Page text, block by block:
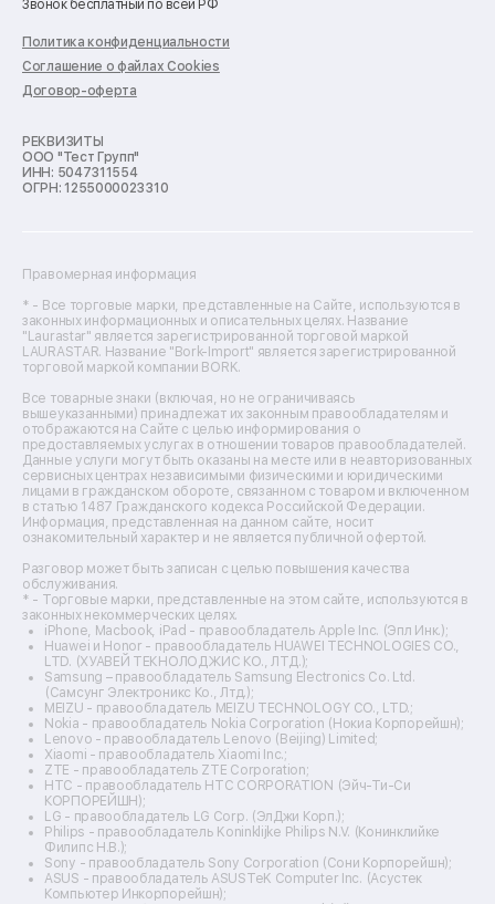
Ремонт пылесосов
Ремонт варочных панелей
Ремонт духовых шкафов
Ремонт кондиционеров
Ремонт кухонных комбайнов
Ремонт морозильных камер
Ремонт отпаривателей
Ремонт плоттеров
Ремонт фенов
Ремонт цифровых биноклей
Ремонт тепловизоров
Ремонт массажных кресел
Ремонт водонагревателей
Ремонт вытяжек
Ремонт источников бесперебойного питания
Ремонт пароварок
Ремонт микшерных пультов
Ремонт dj-пультов
Ремонт кухонных плит
Ремонт стедикамов
Ремонт оптических прицелов
Ремонт электровелосипедов
Ремонт видеокамер
Ремонт эхолотов
Ремонт 3d-принтеров
Ремонт прицелов ночного видения
Ремонт винных шкафов
Ремонт выпрямителей
Ремонт сушилок для рук
Ремонт дальномеров
Ремонт снегоуборщиков
Звонок бесплатный по всей РФ
Политика конфиденциальности
Соглашение о файлах Cookies
Договор-оферта
РЕКВИЗИТЫ
ООО "Тест Групп"
ИНН: 5047311554
ОГРН: 1255000023310
Правомерная информация
* - Все торговые марки, представленные на Сайте, используются в
законных информационных и описательных целях. Название
"Laurastar" является зарегистрированной торговой маркой
LAURASTAR. Название "Bork-Import" является зарегистрированной
торговой маркой компании BORK.
Все товарные знаки (включая, но не ограничиваясь
вышеуказанными) принадлежат их законным правообладателям и
отображаются на Сайте с целью информирования о
предоставляемых услугах в отношении товаров правообладателей.
Данные услуги могут быть оказаны на месте или в неавторизованных
сервисных центрах независимыми физическими и юридическими
лицами в гражданском обороте, связанном с товаром и включенном
в статью 1487 Гражданского кодекса Российской Федерации.
Информация, представленная на данном сайте, носит
ознакомительный характер и не является публичной офертой.
Разговор может быть записан с целью повышения качества
обслуживания.
* - Торговые марки, представленные на этом сайте, используются в
законных некоммерческих целях.
iPhone, Macbook, iPad - правообладатель Apple Inc. (Эпл Инк.);
Huawei и Honor - правообладатель HUAWEI TECHNOLOGIES CO.,
LTD. (ХУАВЕЙ ТЕКНОЛОДЖИС КО., ЛТД.);
Samsung – правообладатель Samsung Electronics Co. Ltd.
(Самсунг Электроникс Ко., Лтд.);
MEIZU - правообладатель MEIZU TECHNOLOGY CO., LTD.;
Nokia - правообладатель Nokia Corporation (Нокиа Корпорейшн);
Lenovo - правообладатель Lenovo (Beijing) Limited;
Xiaomi - правообладатель Xiaomi Inc.;
ZTE - правообладатель ZTE Corporation;
HTC - правообладатель HTC CORPORATION (Эйч-Ти-Си
КОРПОРЕЙШН);
LG - правообладатель LG Corp. (ЭлДжи Корп.);
Philips - правообладатель Koninklijke Philips N.V. (Конинклийке
Филипс Н.В.);
Sony - правообладатель Sony Corporation (Сони Корпорейшн);
ASUS - правообладатель ASUSTeK Computer Inc. (Асустек
Компьютер Инкорпорейшн);